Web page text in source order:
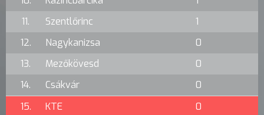
11.
Szentlőrinc
1
12.
Nagykanizsa
0
13.
Mezőkövesd
0
14.
Csákvár
0
15.
KTE
0